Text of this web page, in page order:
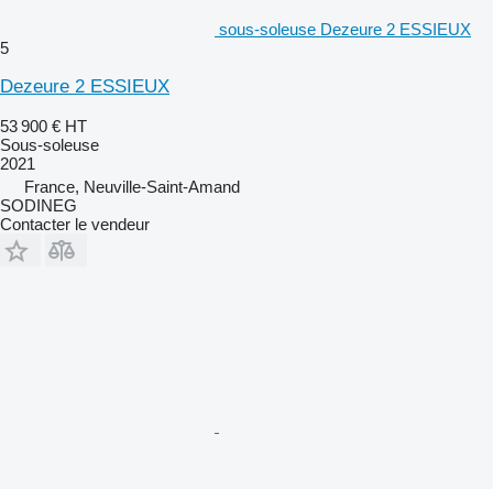
sous-soleuse Dezeure 2 ESSIEUX
5
Dezeure 2 ESSIEUX
53 900 € HT
Sous-soleuse
2021
France, Neuville-Saint-Amand
SODINEG
Contacter le vendeur